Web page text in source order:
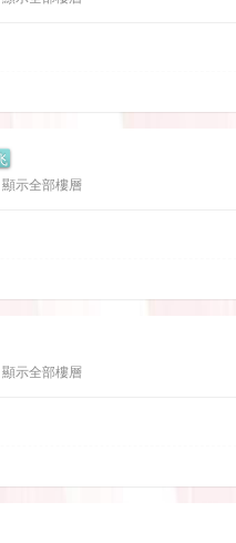
顯示全部樓層
顯示全部樓層